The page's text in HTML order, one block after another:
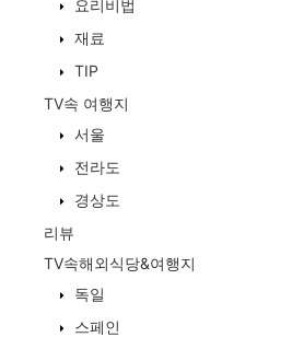
요리비법
재료
TIP
TV속 여행지
서울
전라도
경상도
리뷰
TV속해외식당&여행지
독일
스페인